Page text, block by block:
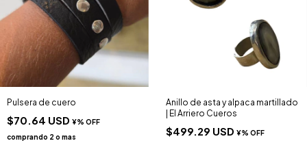
Pulsera de cuero
$70.64 USD
Anillo de asta y alpaca martillado
| El Arriero Cueros
$499.29 USD